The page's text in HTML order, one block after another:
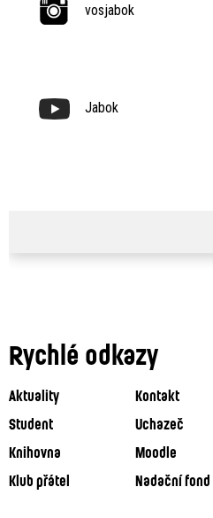
vosjabok
Jabok
Rychlé odkazy
Aktuality Kontakt
Student
Uchazeč
Knihovna
Moodle
Klub přátel
Nadační fond